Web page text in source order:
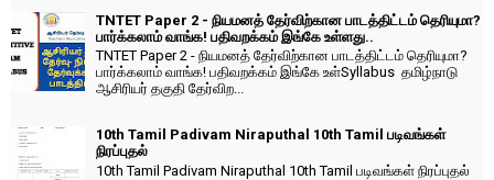
TNTET Paper 2 - நியமனத் தேர்விற்கான பாடத்திட்டம் தெரியுமா?
பார்க்கலாம் வாங்க! பதிவறக்கம் இங்கே உள்ளது..
TNTET Paper 2 - நியமனத் தேர்விற்கான பாடத்திட்டம் தெரியுமா?
பார்க்கலாம் வாங்க! பதிவறக்கம் இங்கே உள்Syllabus தமிழ்நாடு
ஆசிரியர் தகுதி தேர்விற...
10th Tamil Padivam Niraputhal 10th Tamil படிவங்கள்
நிரப்புதல்
10th Tamil Padivam Niraputhal 10th Tamil படிவங்கள் நிரப்புதல்